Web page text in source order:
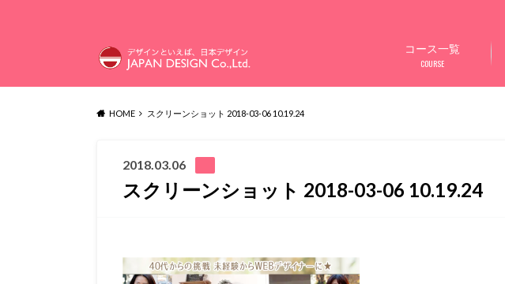
コース一覧
COURSE
HOME スクリーンショット 2018-03-06 10.19.24
2018.03.06
スクリーンショット 2018-03-06 10.19.24